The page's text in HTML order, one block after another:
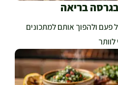
בריאה
פעם ולהפוך אותם למתכונים